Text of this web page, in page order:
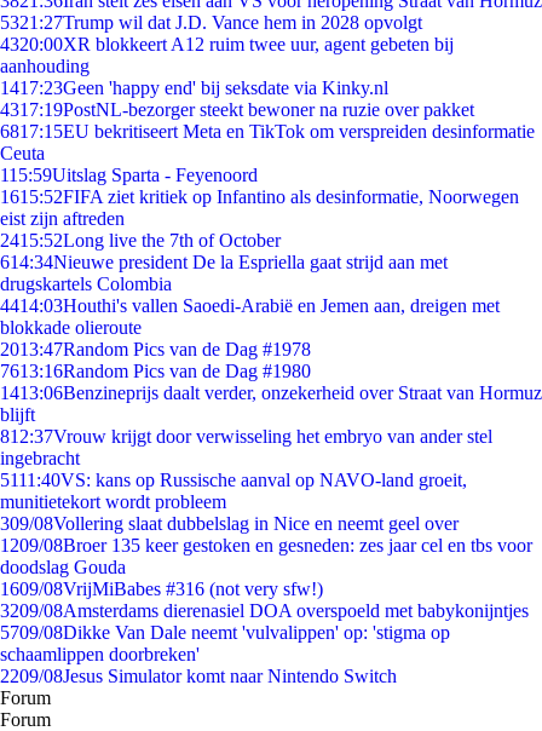
5321:27Trump wil dat J.D. Vance hem in 2028 opvolgt
4320:00XR blokkeert A12 ruim twee uur, agent gebeten bij
aanhouding
1417:23Geen 'happy end' bij seksdate via Kinky.nl
4317:19PostNL-bezorger steekt bewoner na ruzie over pakket
6817:15EU bekritiseert Meta en TikTok om verspreiden desinformatie
Ceuta
115:59Uitslag Sparta - Feyenoord
1615:52FIFA ziet kritiek op Infantino als desinformatie, Noorwegen
eist zijn aftreden
2415:52Long live the 7th of October
614:34Nieuwe president De la Espriella gaat strijd aan met
drugskartels Colombia
4414:03Houthi's vallen Saoedi-Arabië en Jemen aan, dreigen met
blokkade olieroute
2013:47Random Pics van de Dag #1978
7613:16Random Pics van de Dag #1980
1413:06Benzineprijs daalt verder, onzekerheid over Straat van Hormuz
blijft
812:37Vrouw krijgt door verwisseling het embryo van ander stel
ingebracht
5111:40VS: kans op Russische aanval op NAVO-land groeit,
munitietekort wordt probleem
309/08Vollering slaat dubbelslag in Nice en neemt geel over
1209/08Broer 135 keer gestoken en gesneden: zes jaar cel en tbs voor
doodslag Gouda
1609/08VrijMiBabes #316 (not very sfw!)
3209/08Amsterdams dierenasiel DOA overspoeld met babykonijntjes
5709/08Dikke Van Dale neemt 'vulvalippen' op: 'stigma op
schaamlippen doorbreken'
2209/08Jesus Simulator komt naar Nintendo Switch
Forum
Forum